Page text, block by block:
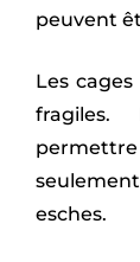
peuvent
Les
fragiles.
esches.